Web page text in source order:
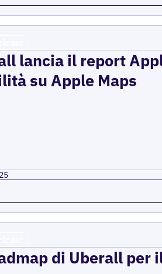
lancia il report
su Apple Maps
di Uberall